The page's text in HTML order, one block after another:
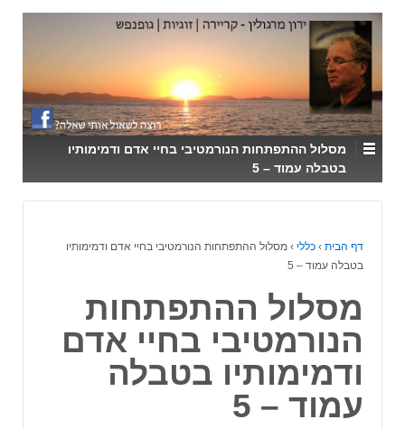
↓
SKIP
TO
MAIN
CONTENT
מסלול ההתפתחות הנורמטיבי בחיי אדם ודמימותיו
בטבלה עמוד – 5
דף הבית › כללי › מסלול ההתפתחות הנורמטיבי בחיי אדם ודמימותיו
בטבלה עמוד – 5
מסלול ההתפתחות
הנורמטיבי בחיי אדם
ודמימותיו בטבלה
עמוד – 5